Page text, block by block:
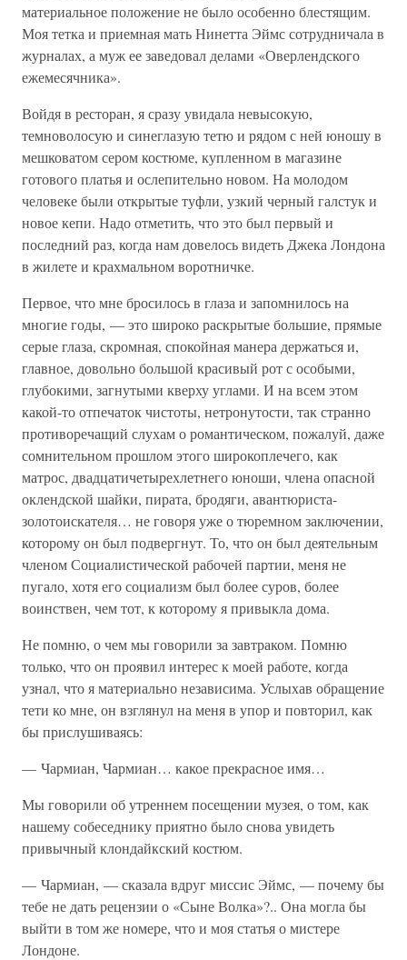
материальное положение не было особенно блестящим.
Моя тетка и приемная мать Нинетта Эймс сотрудничала в
журналах, а муж ее заведовал делами «Оверлендского
ежемесячника».
Войдя в ресторан, я сразу увидала невысокую,
темноволосую и синеглазую тетю и рядом с ней юношу в
мешковатом сером костюме, купленном в магазине
готового платья и ослепительно новом. На молодом
человеке были открытые туфли, узкий черный галстук и
новое кепи. Надо отметить, что это был первый и
последний раз, когда нам довелось видеть Джека Лондона
в жилете и крахмальном воротничке.
Первое, что мне бросилось в глаза и запомнилось на
многие годы, — это широко раскрытые большие, прямые
серые глаза, скромная, спокойная манера держаться и,
главное, довольно большой красивый рот с особыми,
глубокими, загнутыми кверху углами. И на всем этом
какой-то отпечаток чистоты, нетронутости, так странно
противоречащий слухам о романтическом, пожалуй, даже
сомнительном прошлом этого широкоплечего, как
матрос, двадцатичетырехлетнего юноши, члена опасной
оклендской шайки, пирата, бродяги, авантюриста-
золотоискателя… не говоря уже о тюремном заключении,
которому он был подвергнут. То, что он был деятельным
членом Социалистической рабочей партии, меня не
пугало, хотя его социализм был более суров, более
воинствен, чем тот, к которому я привыкла дома.
Не помню, о чем мы говорили за завтраком. Помню
только, что он проявил интерес к моей работе, когда
узнал, что я материально независима. Услыхав обращение
тети ко мне, он взглянул на меня в упор и повторил, как
бы прислушиваясь:
— Чармиан, Чармиан… какое прекрасное имя…
Мы говорили об утреннем посещении музея, о том, как
нашему собеседнику приятно было снова увидеть
привычный клондайкский костюм.
— Чармиан, — сказала вдруг миссис Эймс, — почему бы
тебе не дать рецензии о «Сыне Волка»?.. Она могла бы
выйти в том же номере, что и моя статья о мистере
Лондоне.